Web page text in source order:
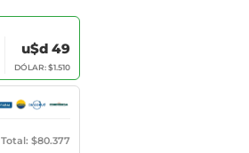
u$d 49
DÓLAR: $1.510
Total: $80.377